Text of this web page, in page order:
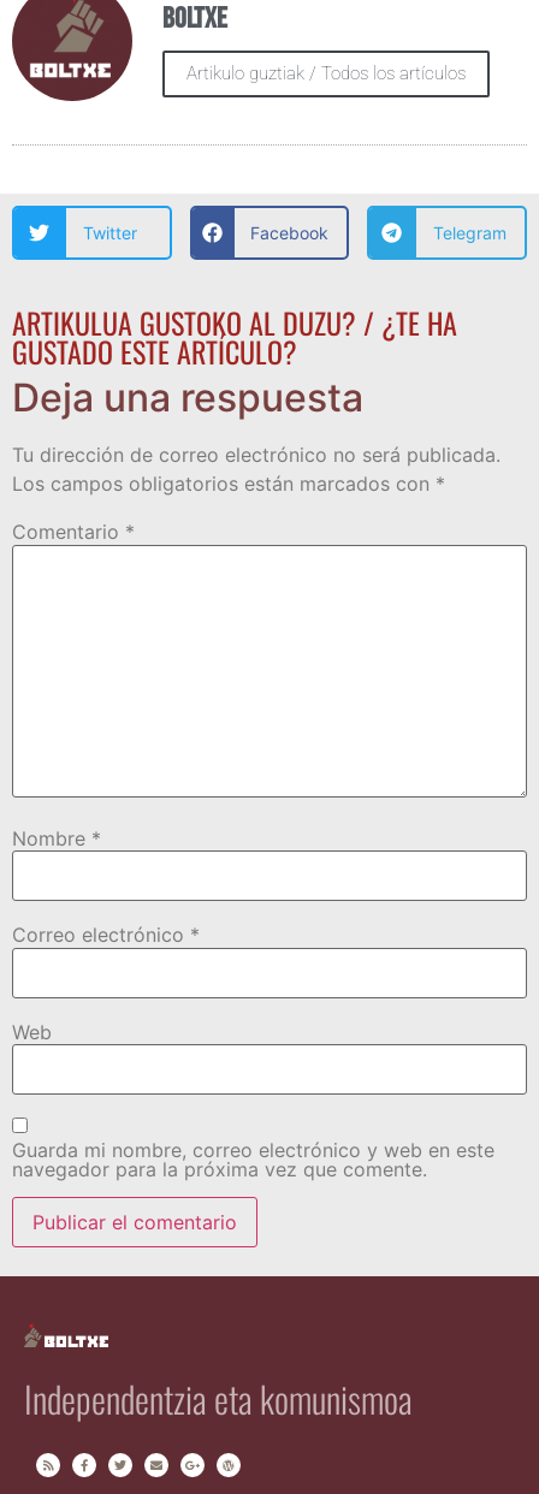
Boltxe
Artikulo guztiak / Todos los artículos
Twitter Facebook Telegram
ARTIKULUA GUSTOKO AL DUZU? / ¿TE HA
GUSTADO ESTE ARTÍCULO?
Deja una respuesta
Tu dirección de correo electrónico no será publicada.
Los campos obligatorios están marcados con *
Comentario *
Nombre *
Correo electrónico *
Web
Guarda mi nombre, correo electrónico y web en este
navegador para la próxima vez que comente.
Independentzia eta komunismoa